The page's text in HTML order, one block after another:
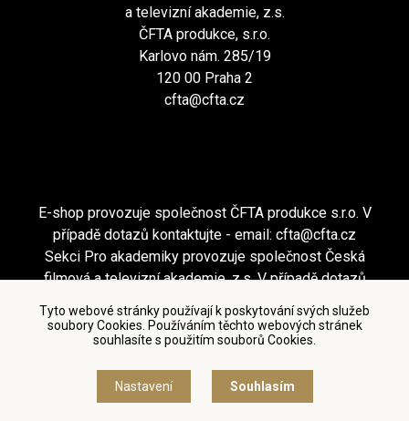
Tyto webové stránky používají k poskytování svých služeb
soubory Cookies. Používáním těchto webových stránek
souhlasíte s použitím souborů Cookies.
Nastavení Souhlasím
a televizní akademie, z.s.
ČFTA produkce, s.r.o.
Karlovo nám. 285/19
120 00 Praha 2
cfta@cfta.cz
E-shop provozuje společnost ČFTA produkce s.r.o. V
případě dotazů kontaktujte - email: cfta@cfta.cz
Sekci Pro akademiky provozuje společnost Česká
filmová a televizní akademie, z.s. V případě dotazů
Podmínky užití a zásady ochrany osobních údajů
Nastavení cookies